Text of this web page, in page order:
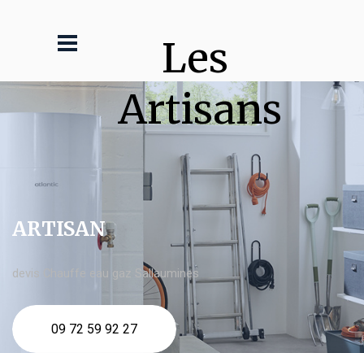
Les
Artisans
ARTISAN
devis Chauffe eau gaz Sallaumines
09 72 59 92 27